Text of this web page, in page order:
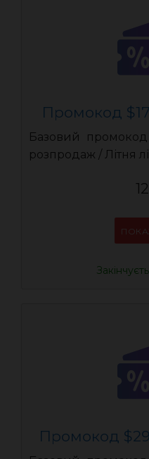
Промокод
Базовий
розпродаж / Літня
Промокод